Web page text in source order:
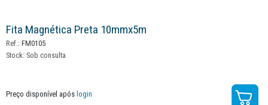
Fita Magnética Preta 10mmx5m
Ref.: FM0105
Stock: Sob consulta
Preço disponível após login